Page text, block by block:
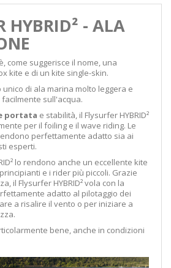
HYBRID² - ALA
è, come suggerisce il nome, una
kite e di un kite single-skin.
di ala marina molto leggera e
sull'acqua.
portata e stabilità, il Flysurfer HYBRID²
per il foiling e il wave riding. Le
perfettamente adatto sia ai
esperti.
lo rendono anche un eccellente kite
e i rider più piccoli. Grazie
il Flysurfer HYBRID² vola con la
adatto al pilotaggio dei
a risalire il vento o per iniziare a
bene, anche in condizioni